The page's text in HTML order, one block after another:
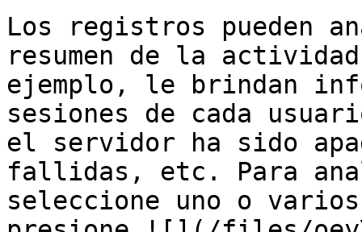
Los registros pueden
resumen de la
ejemplo, le brindan
sesiones de cada
el servidor ha sido
fallidas, etc. Para
seleccione uno o